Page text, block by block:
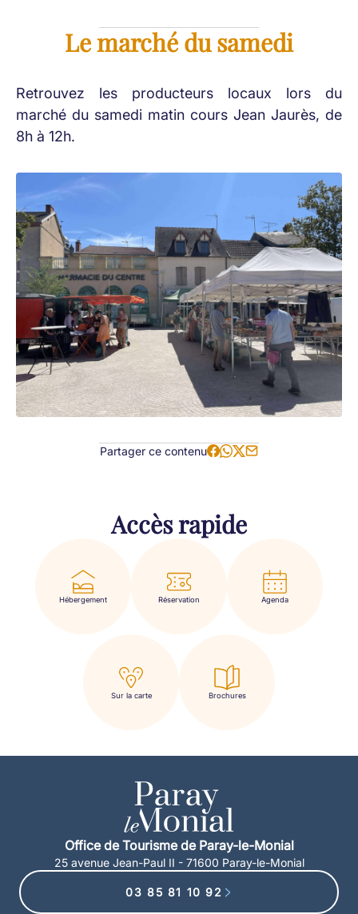
Le marché du samedi
Retrouvez les producteurs locaux lors du
marché du samedi matin cours Jean Jaurès, de
8h à 12h.
Partager ce contenu
Accès rapide
Hébergement Réservation Agenda
Sur la carte Brochures
Office de Tourisme de Paray-le-Monial
25 avenue Jean-Paul II - 71600 Paray-le-Monial
03 85 81 10 92